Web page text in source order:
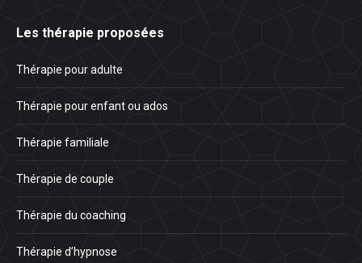
Les thérapie proposées
Thérapie pour adulte
Thérapie pour enfant ou ados
Thérapie familiale
Thérapie de couple
Thérapie du coaching
Thérapie d’hypnose